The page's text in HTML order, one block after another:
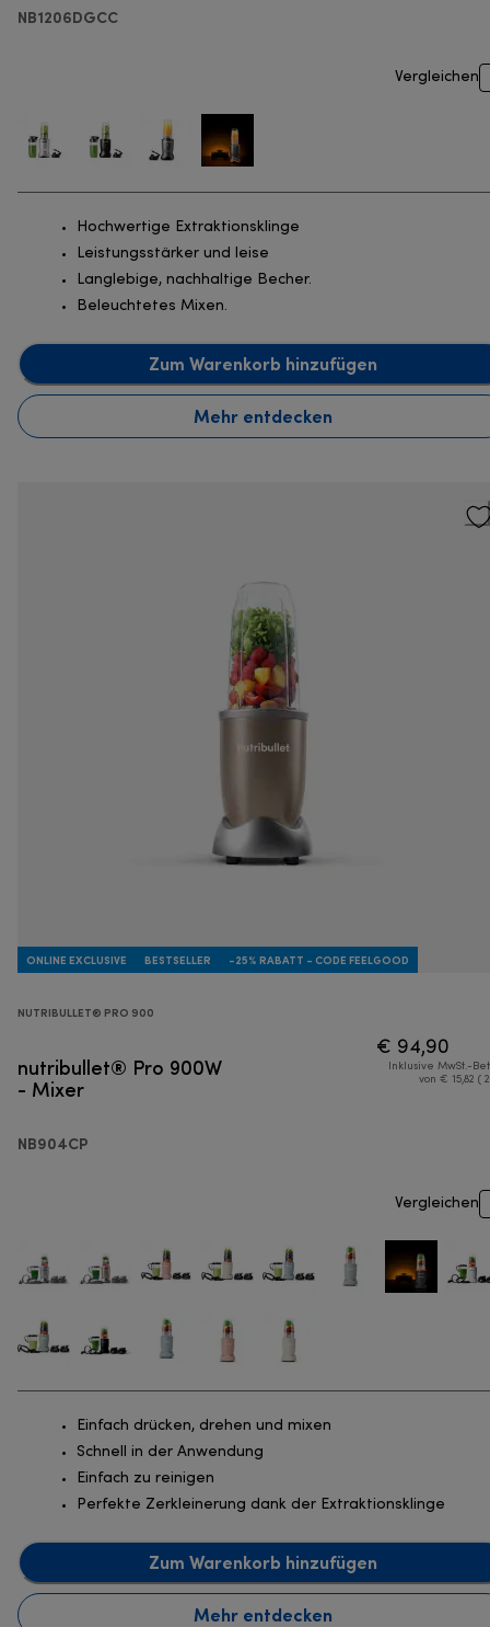
NB1206DGCC
Vergleichen
Hochwertige Extraktionsklinge
Leistungsstärker und leise
Langlebige, nachhaltige Becher.
Beleuchtetes Mixen.
Zum Warenkorb hinzufügen
Mehr entdecken
ONLINE EXCLUSIVE BESTSELLER -25% RABATT - CODE FEELGOOD
NUTRIBULLET® PRO 900
nutribullet® Pro 900W
- Mixer
NB904CP
€ 94,90
Inklusive MwSt.-
von € 15,82 (
Vergleichen
Einfach drücken, drehen und mixen
Schnell in der Anwendung
Einfach zu reinigen
Perfekte Zerkleinerung dank der Extraktionsklinge
Zum Warenkorb hinzufügen
Mehr entdecken